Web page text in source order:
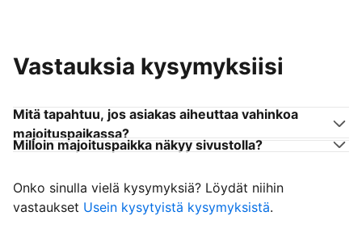
Vastauksia kysymyksiisi
Mitä tapahtuu, jos asiakas aiheuttaa vahinkoa
majoituspaikassa?
Milloin majoituspaikka näkyy sivustolla?
Onko sinulla vielä kysymyksiä? Löydät niihin
vastaukset Usein kysytyistä kysymyksistä.